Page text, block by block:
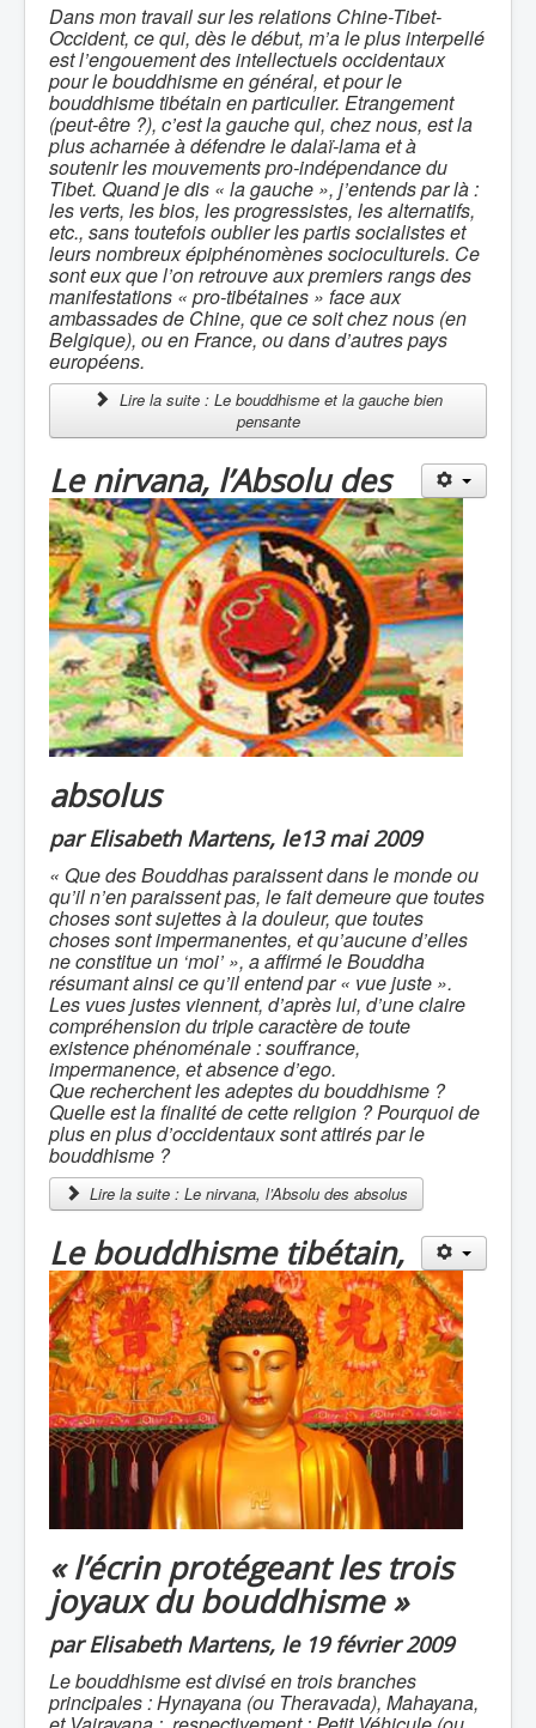
Dans mon travail sur les relations Chine-Tibet-
Occident, ce qui, dès le début, m’a le plus interpellé
est l’engouement des intellectuels occidentaux
pour le bouddhisme en général, et pour le
bouddhisme tibétain en particulier. Etrangement
(peut-être ?), c’est la gauche qui, chez nous, est la
plus acharnée à défendre le dalaï-lama et à
soutenir les mouvements pro-indépendance du
Tibet. Quand je dis « la gauche », j’entends par là :
les verts, les bios, les progressistes, les alternatifs,
etc., sans toutefois oublier les partis socialistes et
leurs nombreux épiphénomènes socioculturels. Ce
sont eux que l’on retrouve aux premiers rangs des
manifestations « pro-tibétaines » face aux
ambassades de Chine, que ce soit chez nous (en
Belgique), ou en France, ou dans d’autres pays
européens.
Lire la suite : Le bouddhisme et la gauche bien
pensante
Le nirvana, l’Absolu des
absolus
par Elisabeth Martens, le13 mai 2009
« Que des Bouddhas paraissent dans le monde ou
qu’il n’en paraissent pas, le fait demeure que toutes
choses sont sujettes à la douleur, que toutes
choses sont impermanentes, et qu’aucune d’elles
ne constitue un ‘moi’ », a affirmé le Bouddha
résumant ainsi ce qu’il entend par « vue juste ».
Les vues justes viennent, d’après lui, d’une claire
compréhension du triple caractère de toute
existence phénoménale : souffrance,
impermanence, et absence d’ego.
Que recherchent les adeptes du bouddhisme ?
Quelle est la finalité de cette religion ? Pourquoi de
plus en plus d’occidentaux sont attirés par le
bouddhisme ?
Lire la suite : Le nirvana, l’Absolu des absolus
Le bouddhisme tibétain,
« l’écrin protégeant les trois
joyaux du bouddhisme »
par Elisabeth Martens, le 19 février 2009
Le bouddhisme est divisé en trois branches
principales : Hynayana (ou Theravada), Mahayana,